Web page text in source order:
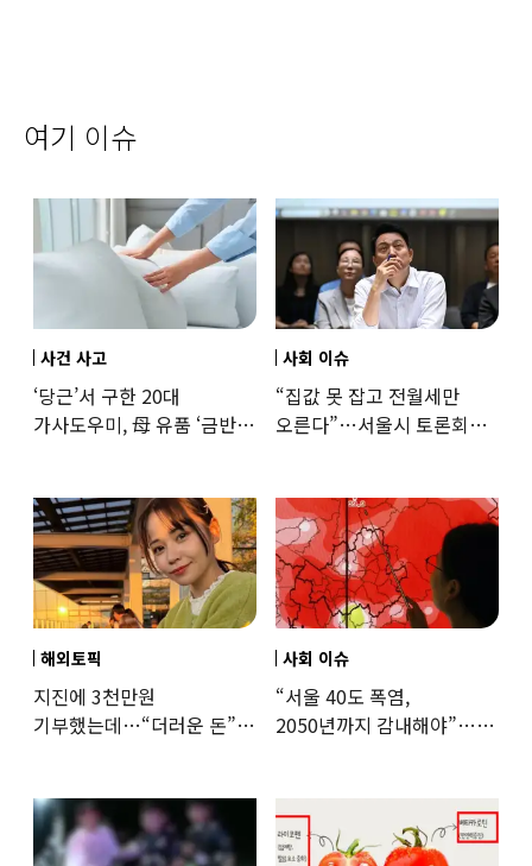
여기 이슈
사건 사고
‘당근’서 구한 20대
가사도우미, 母 유품 ‘금반지
사회 이슈
“집값 못 잡고 전월세만
오른다”…서울시 토론회서
해외토픽
지진에 3천만원
기부했는데…“더러운 돈”
사회 이슈
“서울 40도 폭염,
2050년까지 감내해야”…